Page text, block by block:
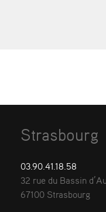
Strasbourg
03.90.41.18.58
32 rue du Bassin
67100 Strasbourg